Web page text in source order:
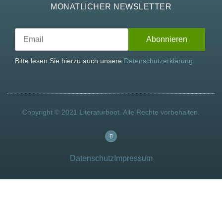
MONATLICHER NEWSLETTER
Bitte lesen Sie hierzu auch unsere Datenschutzerklärung
Copyright © 2021 Literaturboot. Alle Rechte vorbehalten.
Datenschutz Impressum